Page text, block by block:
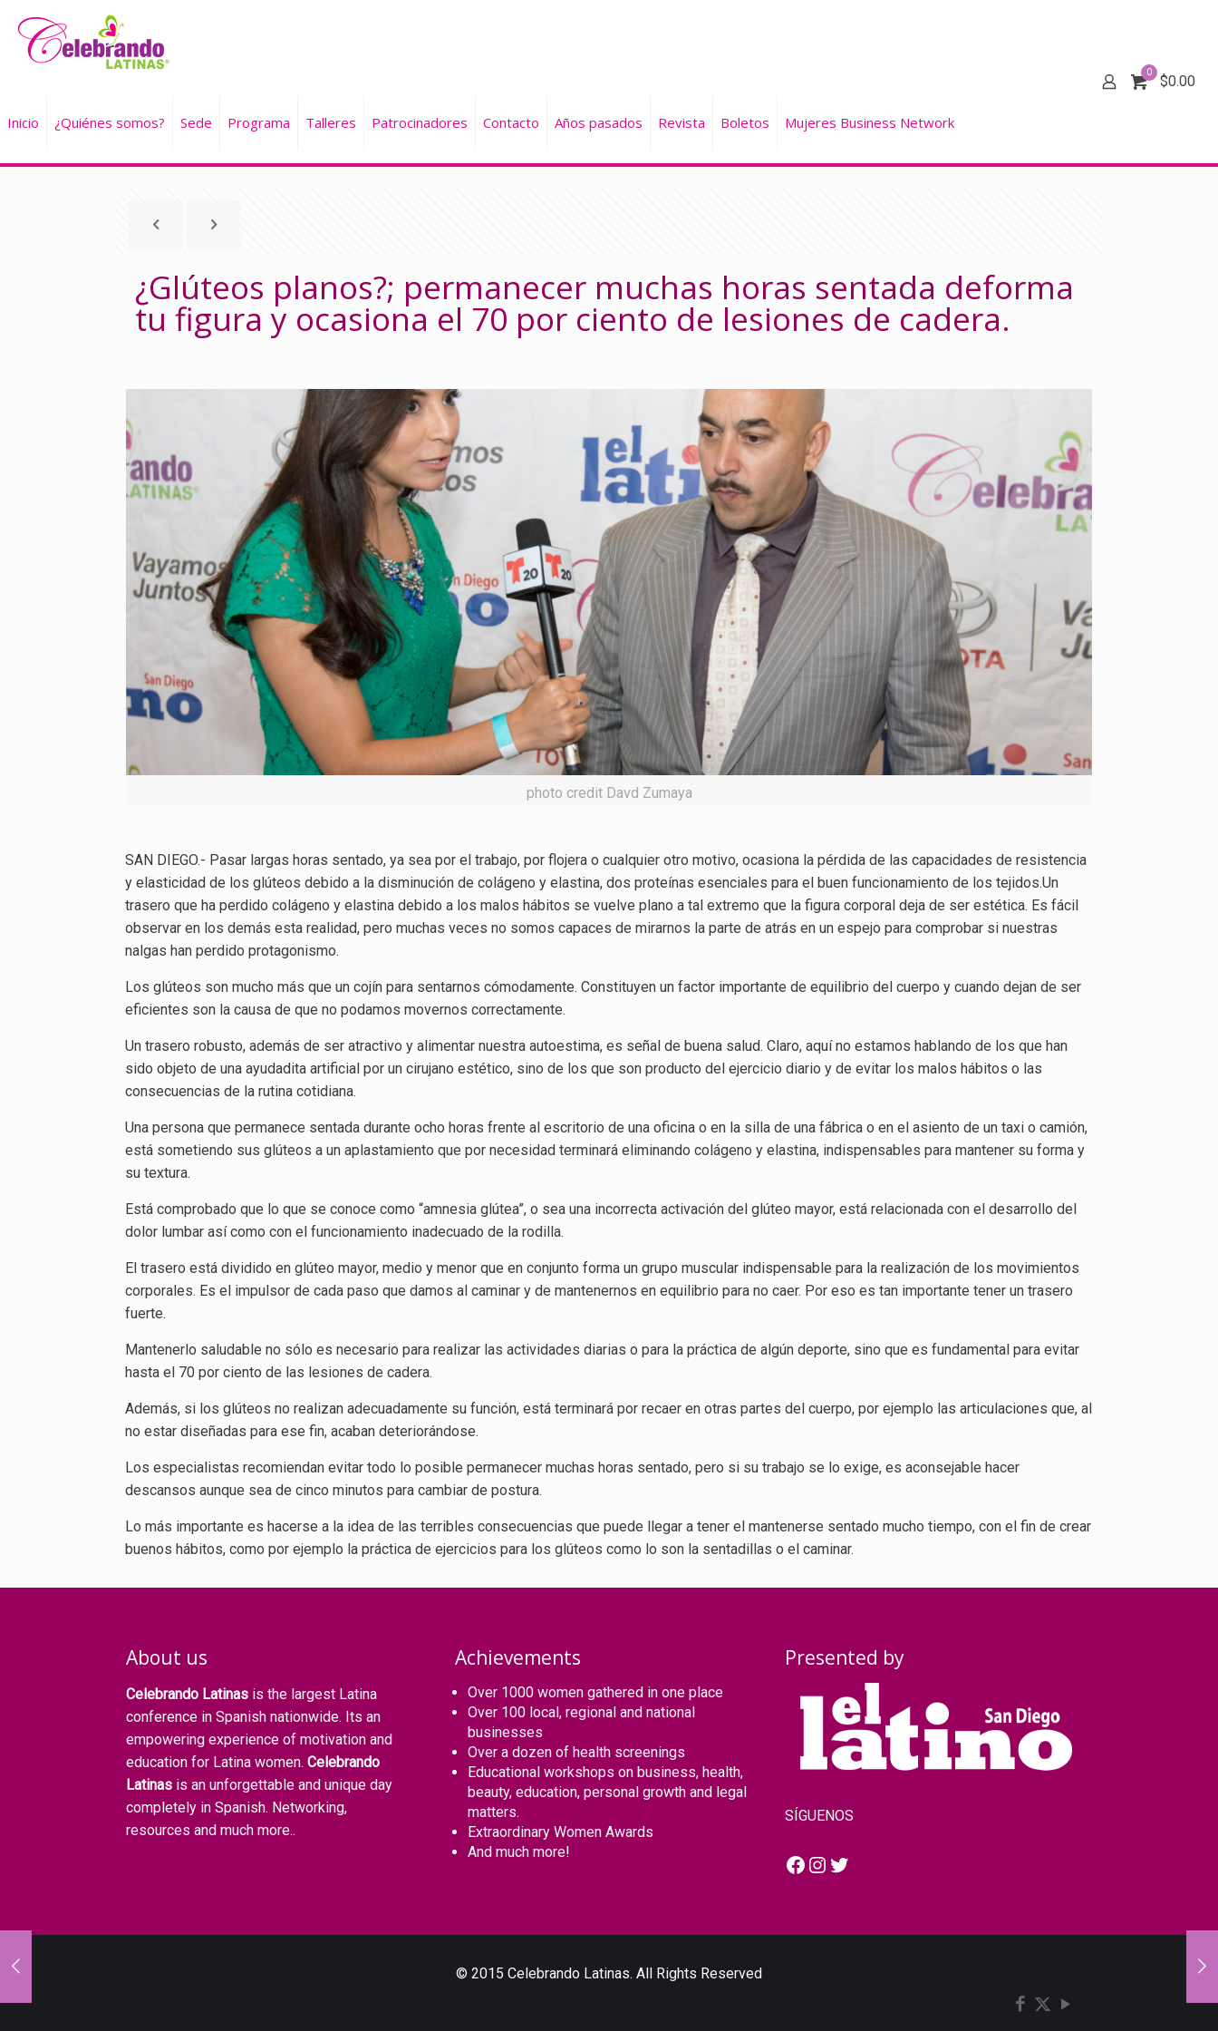
Inicio ¿Quiénes somos? Sede Programa Talleres Patrocinadores Contacto Años pasados Revista Boletos Mujeres Business Network
0
$0.00
¿Glúteos planos?; permanecer muchas horas sentada deforma
tu figura y ocasiona el 70 por ciento de lesiones de cadera.
photo credit Davd Zumaya
SAN DIEGO.- Pasar largas horas sentado, ya sea por el trabajo, por flojera o cualquier otro motivo, ocasiona la pérdida de las capacidades de resistencia
y elasticidad de los glúteos debido a la disminución de colágeno y elastina, dos proteínas esenciales para el buen funcionamiento de los tejidos.Un
trasero que ha perdido colágeno y elastina debido a los malos hábitos se vuelve plano a tal extremo que la figura corporal deja de ser estética. Es fácil
observar en los demás esta realidad, pero muchas veces no somos capaces de mirarnos la parte de atrás en un espejo para comprobar si nuestras
nalgas han perdido protagonismo.
Los glúteos son mucho más que un cojín para sentarnos cómodamente. Constituyen un factor importante de equilibrio del cuerpo y cuando dejan de ser
eficientes son la causa de que no podamos movernos correctamente.
Un trasero robusto, además de ser atractivo y alimentar nuestra autoestima, es señal de buena salud. Claro, aquí no estamos hablando de los que han
sido objeto de una ayudadita artificial por un cirujano estético, sino de los que son producto del ejercicio diario y de evitar los malos hábitos o las
consecuencias de la rutina cotidiana.
Una persona que permanece sentada durante ocho horas frente al escritorio de una oficina o en la silla de una fábrica o en el asiento de un taxi o camión,
está sometiendo sus glúteos a un aplastamiento que por necesidad terminará eliminando colágeno y elastina, indispensables para mantener su forma y
su textura.
Está comprobado que lo que se conoce como “amnesia glútea”, o sea una incorrecta activación del glúteo mayor, está relacionada con el desarrollo del
dolor lumbar así como con el funcionamiento inadecuado de la rodilla.
El trasero está dividido en glúteo mayor, medio y menor que en conjunto forma un grupo muscular indispensable para la realización de los movimientos
corporales. Es el impulsor de cada paso que damos al caminar y de mantenernos en equilibrio para no caer. Por eso es tan importante tener un trasero
fuerte.
Mantenerlo saludable no sólo es necesario para realizar las actividades diarias o para la práctica de algún deporte, sino que es fundamental para evitar
hasta el 70 por ciento de las lesiones de cadera.
Además, si los glúteos no realizan adecuadamente su función, está terminará por recaer en otras partes del cuerpo, por ejemplo las articulaciones que, al
no estar diseñadas para ese fin, acaban deteriorándose.
Los especialistas recomiendan evitar todo lo posible permanecer muchas horas sentado, pero si su trabajo se lo exige, es aconsejable hacer
descansos aunque sea de cinco minutos para cambiar de postura.
Lo más importante es hacerse a la idea de las terribles consecuencias que puede llegar a tener el mantenerse sentado mucho tiempo, con el fin de crear
buenos hábitos, como por ejemplo la práctica de ejercicios para los glúteos como lo son la sentadillas o el caminar.
About us
Celebrando Latinas is the largest Latina
conference in Spanish nationwide. Its an
empowering experience of motivation and
education for Latina women. Celebrando
Latinas is an unforgettable and unique day
completely in Spanish. Networking,
resources and much more..
Achievements
Over 1000 women gathered in one place
Over 100 local, regional and national
businesses
Over a dozen of health screenings
Educational workshops on business, health,
beauty, education, personal growth and legal
matters.
Extraordinary Women Awards
And much more!
Presented by
SÍGUENOS
Facebook
Instagram
Twitter
© 2015 Celebrando Latinas. All Rights Reserved